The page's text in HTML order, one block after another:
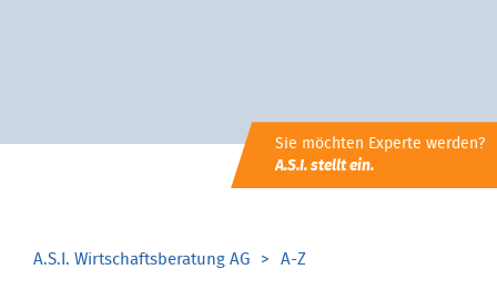
Sie möchten Experte werden?
A.S.I. stellt ein.
A.S.I. Wirtschaftsberatung AG A-Z